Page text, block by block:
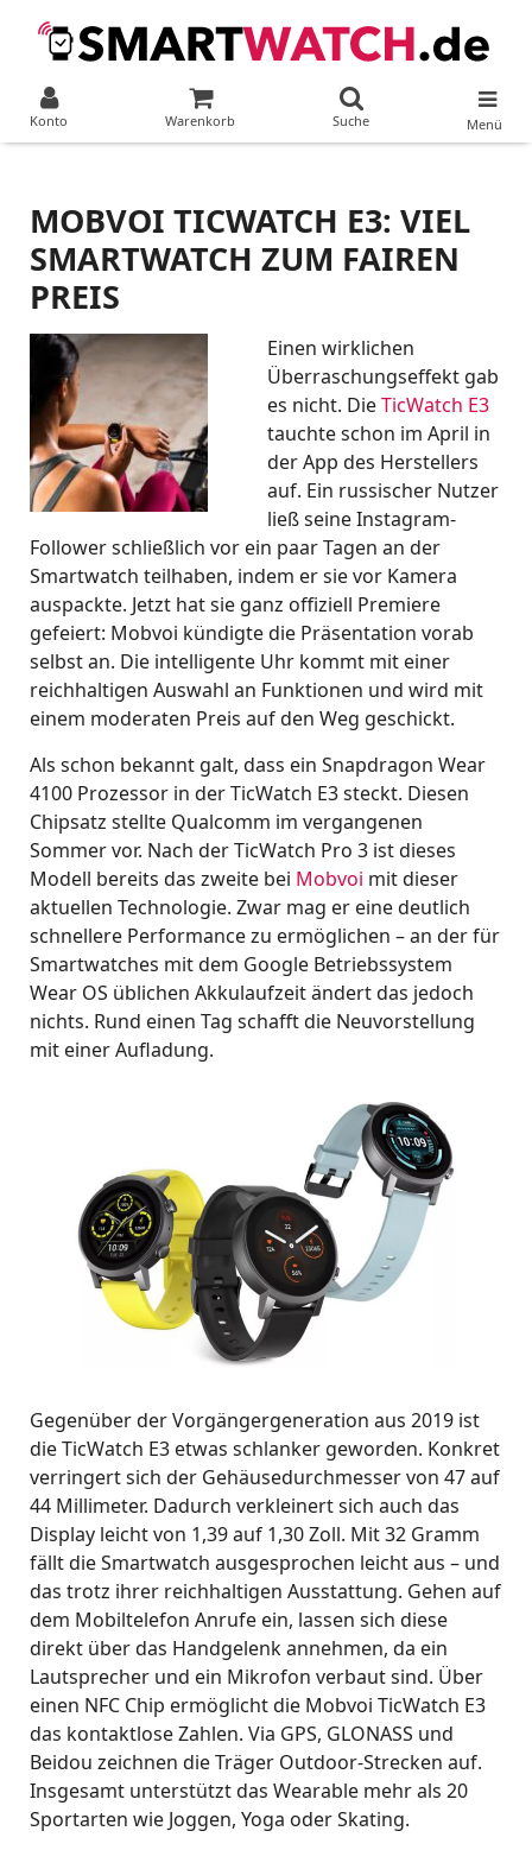
Konto Warenkorb Suche Menü
MOBVOI TICWATCH E3: VIEL
SMARTWATCH ZUM FAIREN
PREIS
Einen wirklichen
Überraschungseffekt gab
es nicht. DieTicWatch E3
tauchte schon im April in
der App des Herstellers
auf. Ein russischer Nutzer
ließ seine Instagram-
Follower schließlich vor ein paar Tagen an der
Smartwatch teilhaben, indem er sie vor Kamera
auspackte. Jetzt hat sie ganz offiziell Premiere
gefeiert: Mobvoi kündigte die Präsentation vorab
selbst an. Die intelligente Uhr kommt mit einer
reichhaltigen Auswahl an Funktionen und wird mit
einem moderaten Preis auf den Weg geschickt.
Als schon bekannt galt, dass ein Snapdragon Wear
4100 Prozessor in der TicWatch E3 steckt. Diesen
Chipsatz stellte Qualcomm im vergangenen
Sommer vor. Nach der TicWatch Pro 3 ist dieses
Modell bereits das zweite bei Mobvoi mit dieser
aktuellen Technologie. Zwar mag er eine deutlich
schnellere Performance zu ermöglichen – an der für
Smartwatches mit dem Google Betriebssystem
Wear OS üblichen Akkulaufzeit ändert das jedoch
nichts. Rund einen Tag schafft die Neuvorstellung
mit einer Aufladung.
Gegenüber der Vorgängergeneration aus 2019 ist
die TicWatch E3 etwas schlanker geworden. Konkret
verringert sich der Gehäusedurchmesser von 47 auf
44 Millimeter. Dadurch verkleinert sich auch das
Display leicht von 1,39 auf 1,30 Zoll. Mit 32 Gramm
fällt die Smartwatch ausgesprochen leicht aus – und
das trotz ihrer reichhaltigen Ausstattung. Gehen auf
dem Mobiltelefon Anrufe ein, lassen sich diese
direkt über das Handgelenk annehmen, da ein
Lautsprecher und ein Mikrofon verbaut sind. Über
einen NFC Chip ermöglicht die Mobvoi TicWatch E3
das kontaktlose Zahlen. Via GPS, GLONASS und
Beidou zeichnen die Träger Outdoor-Strecken auf.
Insgesamt unterstützt das Wearable mehr als 20
Sportarten wie Joggen, Yoga oder Skating.